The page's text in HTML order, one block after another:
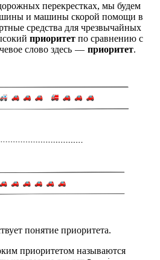
перекрестках, мы будем
и машины скорой помощи в
средства для чрезвычайных
приоритет по сравнению с
слово здесь — приоритет.
понятие приоритета.
приоритетом называются